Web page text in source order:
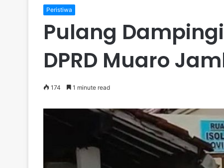
Peristiwa
Pulang
DPRD Muaro
174 1 minute read